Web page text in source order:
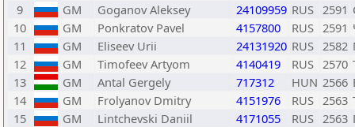
9
GM Goganov Aleksey 24109959 RUS 2591
10
GM Ponkratov Pavel 4157800 RUS 2591
11
GM Eliseev Urii 24131920 RUS 2582
12
GM Timofeev Artyom 4140419 RUS 2570
13
GM Antal Gergely 717312 HUN 2566
14
GM Frolyanov Dmitry 4151976 RUS 2563
15
GM Lintchevski Daniil 4171055 RUS 2563